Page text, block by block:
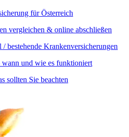
für Österreich
vergleichen & online abschließen
/ bestehende Krankenversicherungen
und wie es funktioniert
sollten Sie beachten